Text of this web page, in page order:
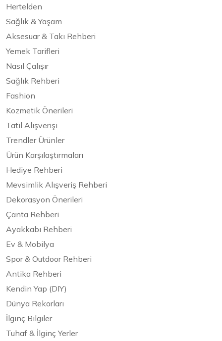
Hertelden
Sağlık & Yaşam
Aksesuar & Takı Rehberi
Yemek Tarifleri
Nasıl Çalışır
Sağlık Rehberi
Fashion
Kozmetik Önerileri
Tatil Alışverişi
Trendler Ürünler
Ürün Karşılaştırmaları
Hediye Rehberi
Mevsimlik Alışveriş Rehberi
Dekorasyon Önerileri
Çanta Rehberi
Ayakkabı Rehberi
Ev & Mobilya
Spor & Outdoor Rehberi
Antika Rehberi
Kendin Yap (DIY)
Dünya Rekorları
İlginç Bilgiler
Tuhaf & İlginç Yerler